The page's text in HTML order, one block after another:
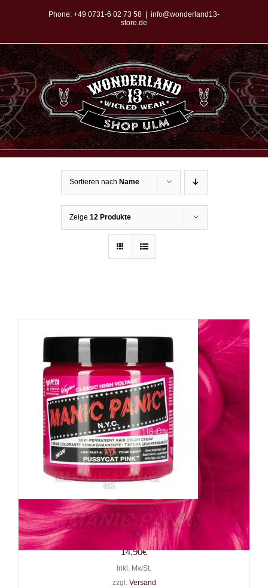
springen
Phone: +49 0731-6 02 73 58
info@wonderland13-
store.de
Sortieren nach Name
Zeige 12 Produkte
Manic Panic Haarfarbe
Pussycat Pink
14,90€
Inkl. MwSt.
zzgl. Versand